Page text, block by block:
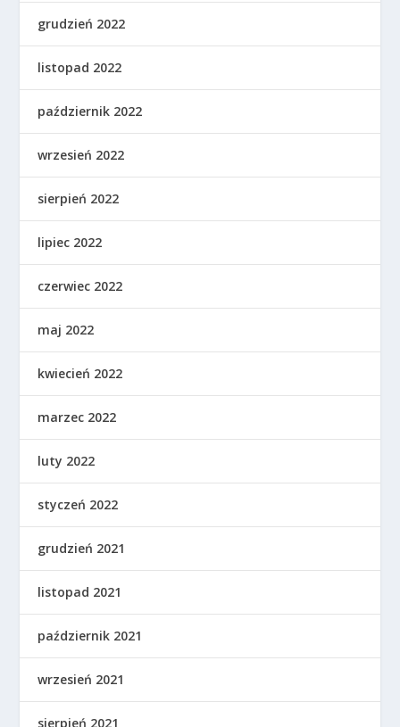
grudzień 2022
listopad 2022
październik 2022
wrzesień 2022
sierpień 2022
lipiec 2022
czerwiec 2022
maj 2022
kwiecień 2022
marzec 2022
luty 2022
styczeń 2022
grudzień 2021
listopad 2021
październik 2021
wrzesień 2021
sierpień 2021